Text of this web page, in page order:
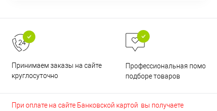
Принимаем заказы на сайте
круглосуточно
Профессиональная помощь
подборе товаров
При оплате на сайте Банковской картой вы получаете